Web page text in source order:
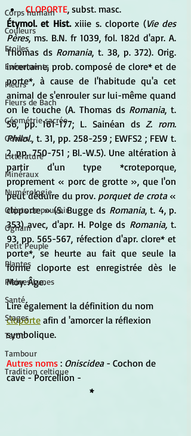
Corps humain
Couleurs
Etoiles
Evénements
Fleurs
Fleurs de Bach
Géométrie sacrée
Guides
Littérature
Minéraux
Numérologie
Objets de pouvoir
Ogham
Petit Peuple
Plantes
Pleines Lunes
Santé
Stages
Tarot
Tambour
Tradition celtique
CLOPORTE, subst. masc.
Étymol. et Hist. xiiie s. cloporte (Vie des
Pères, ms. B.N. fr 1039, fol. 182d d'apr. A.
Thomas ds Romania, t. 38, p. 372). Orig.
incertaine, prob. composé de clore* et de
porte*, à cause de l'habitude qu'a cet
animal de s'enrouler sur lui-même quand
on le touche (A. Thomas ds Romania, t.
56, pp. 161-177; L. Sainéan ds Z. rom.
Philol., t. 31, pp. 258-259 ; EWFS2 ; FEW t.
2, pp. 750-751 ; Bl.-W.5). Une altération à
partir d'un type *croteporque,
proprement « porc de grotte », que l'on
peut déduire du prov. porquet de crota «
cloporte » (S. Bugge ds Romania, t. 4, p.
353) avec, d'apr. H. Polge ds Romania, t.
93, pp. 565-567, réfection d'apr. clore* et
porte*, se heurte au fait que seule la
forme cloporte est enregistrée dès le
Moy. Âge.
Lire également la définition du nom
cloporte afin d 'amorcer la réflexion
symbolique.
Autres noms : Oniscidea - Cochon de
cave - Porcellion -
*